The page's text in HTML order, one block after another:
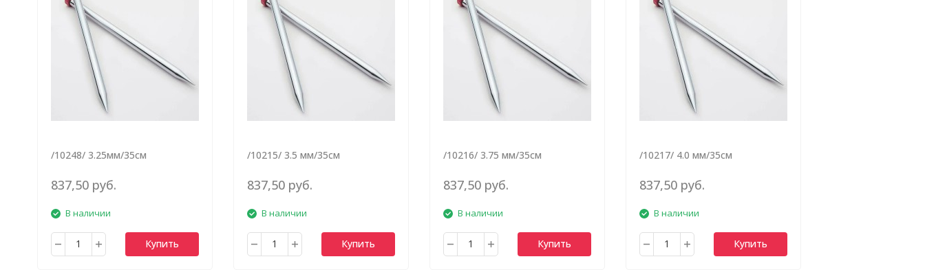
/10248/ 3.25мм/35см
837,50 руб.
В наличии
Купить
/10215/ 3.5 мм/35см
837,50 руб.
В наличии
Купить
/10216/ 3.75 мм/35см
837,50 руб.
В наличии
Купить
/10217/ 4.0 мм/35см
837,50 руб.
В наличии
Купить